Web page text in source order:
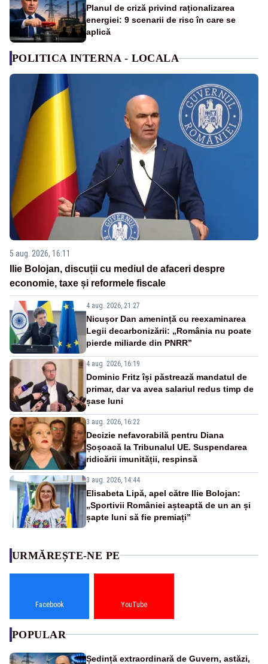
Planul de criză privind raționalizarea
energiei: 9 scenarii de risc în care se
aplică
POLITICA INTERNA - LOCALA
5 aug. 2026, 16:11
Ilie Bolojan, discuții cu mediul de afaceri despre
economie, taxe și reformele fiscale
4 aug. 2026, 21:27
Nicușor Dan amenință cu reexaminarea
Legii decarbonizării: „România nu poate
pierde miliarde din PNRR”
4 aug. 2026, 16:19
Dominic Fritz își păstrează mandatul de
primar, dar va avea salariul redus timp de
șase luni
3 aug. 2026, 16:22
Decizie nefavorabilă pentru Diana
Șoșoacă la Tribunalul UE. Suspendarea
ridicării imunității, respinsă
3 aug. 2026, 14:44
Elisabeta Lipă, apel către Ilie Bolojan:
„Sportivii României așteaptă de un an și
șapte luni să fie premiați”
URMĂREȘTE-NE PE
Facebook YouTube
POPULAR
Ședință extraordinară de Guvern, astăzi,